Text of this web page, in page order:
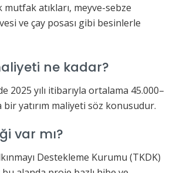
atıkları, meyve-sebze
ve çay posası gibi besinlerle
ne kadar?
2025 yılı itibarıyla ortalama 45.000–
bir yatırım maliyeti söz konusudur.
var mı?
Destekleme Kurumu (TKDK)